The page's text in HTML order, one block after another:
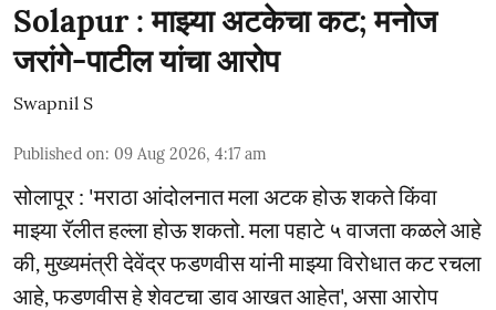
Solapur : माझ्या अटकेचा कट; मनोज
जरांगे-पाटील यांचा आरोप
Swapnil S
Published on: 09 Aug 2026, 4:17 am
सोलापूर : 'मराठा आंदोलनात मला अटक होऊ शकते किंवा
माझ्या रॅलीत हल्ला होऊ शकतो. मला पहाटे ५ वाजता कळले आहे
की, मुख्यमंत्री देवेंद्र फडणवीस यांनी माझ्या विरोधात कट रचला
आहे, फडणवीस हे शेवटचा डाव आखत आहेत', असा आरोप